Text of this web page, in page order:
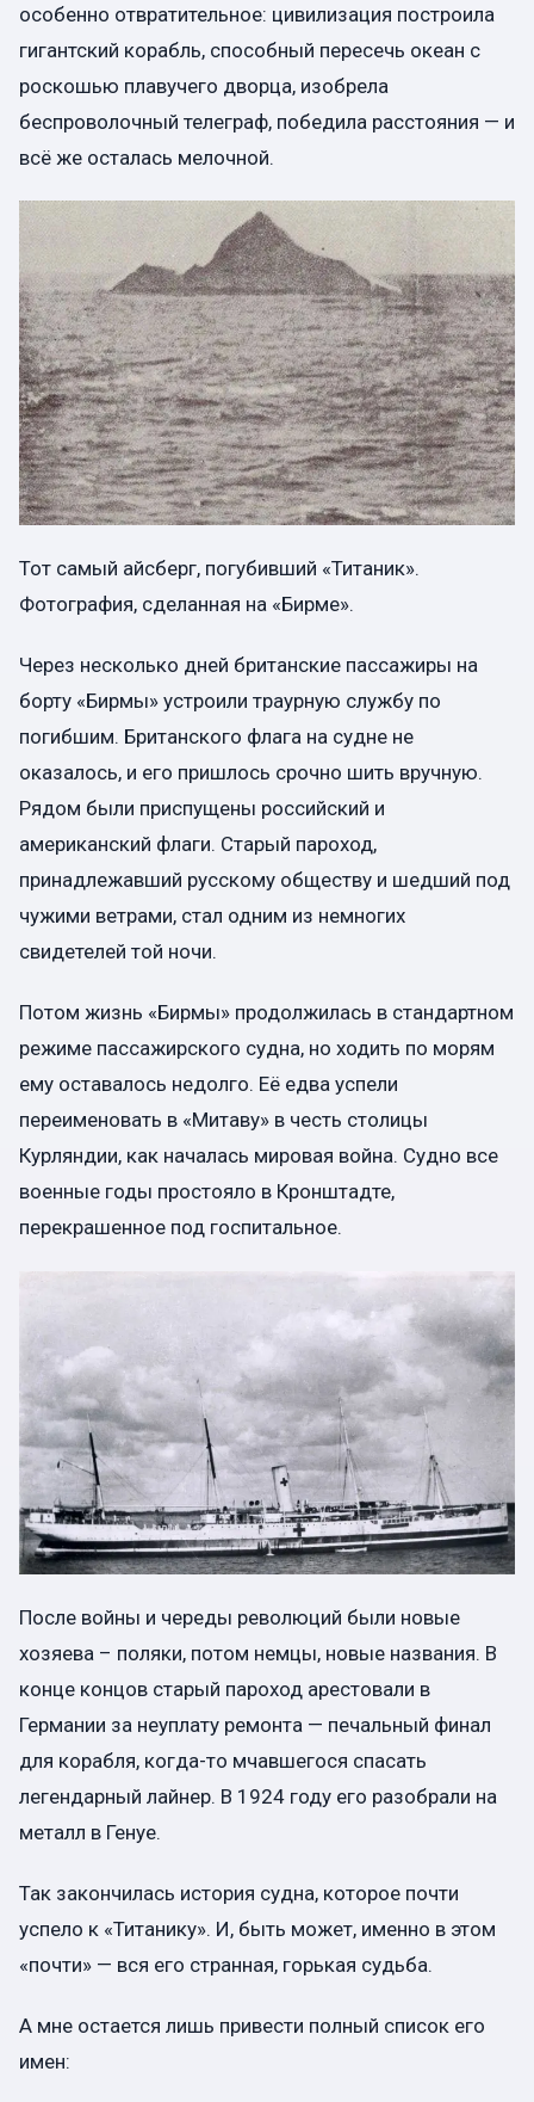
особенно отвратительное: цивилизация построила
гигантский корабль, способный пересечь океан с
роскошью плавучего дворца, изобрела
беспроволочный телеграф, победила расстояния — и
всё же осталась мелочной.
Тот самый айсберг, погубивший «Титаник».
Фотография, сделанная на «Бирме».
Через несколько дней британские пассажиры на
борту «Бирмы» устроили траурную службу по
погибшим. Британского флага на судне не
оказалось, и его пришлось срочно шить вручную.
Рядом были приспущены российский и
американский флаги. Старый пароход,
принадлежавший русскому обществу и шедший под
чужими ветрами, стал одним из немногих
свидетелей той ночи.
Потом жизнь «Бирмы» продолжилась в стандартном
режиме пассажирского судна, но ходить по морям
ему оставалось недолго. Её едва успели
переименовать в «Митаву» в честь столицы
Курляндии, как началась мировая война. Судно все
военные годы простояло в Кронштадте,
перекрашенное под госпитальное.
После войны и череды революций были новые
хозяева – поляки, потом немцы, новые названия. В
конце концов старый пароход арестовали в
Германии за неуплату ремонта — печальный финал
для корабля, когда-то мчавшегося спасать
легендарный лайнер. В 1924 году его разобрали на
металл в Генуе.
Так закончилась история судна, которое почти
успело к «Титанику». И, быть может, именно в этом
«почти» — вся его странная, горькая судьба.
А мне остается лишь привести полный список его
имен: